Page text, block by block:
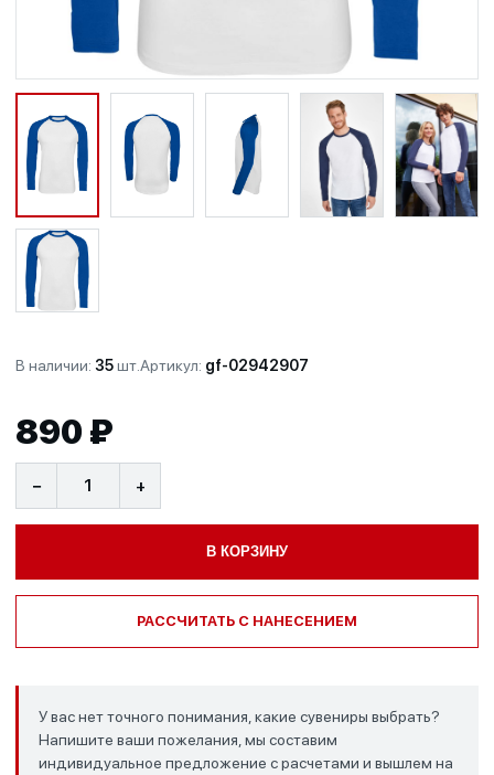
В наличии: 35шт.Артикул: gf-02942907
890 ₽
− +
В КОРЗИНУ
РАССЧИТАТЬ С НАНЕСЕНИЕМ
У вас нет точного понимания, какие сувениры выбрать?
Напишите ваши пожелания, мы составим
индивидуальное предложение с расчетами и вышлем на